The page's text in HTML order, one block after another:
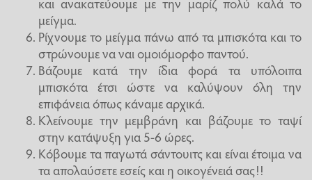
μείγμα.
Ρίχνουμε το μείγμα πάνω από τα μπισκότα και το
στρώνουμε να ναι ομοιόμορφο παντού.
Βάζουμε κατά την ίδια φορά τα υπόλοιπα
μπισκότα έτσι ώστε να καλύψουν όλη την
επιφάνεια όπως κάναμε αρχικά.
Κλείνουμε την μεμβράνη και βάζουμε το ταψί
στην κατάψυξη για 5-6 ώρες.
Κόβουμε τα παγωτά σάντουιτς και είναι έτοιμα να
τα απολαύσετε εσείς και η οικογένειά σας!!